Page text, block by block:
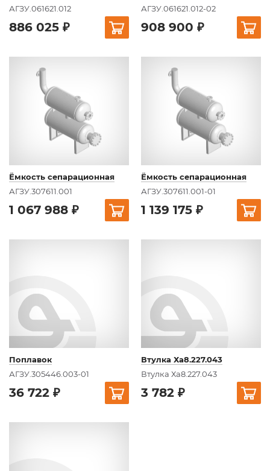
АГЗУ.061621.012
886 025 ₽
АГЗУ.061621.012-02
908 900 ₽
Ёмкость сепарационная
АГЗУ.307611.001
1 067 988 ₽
Ёмкость сепарационная
АГЗУ.307611.001-01
1 139 175 ₽
Поплавок
АГЗУ.305446.003-01
36 722 ₽
Втулка Ха8.227.043
Втулка Ха8.227.043
3 782 ₽